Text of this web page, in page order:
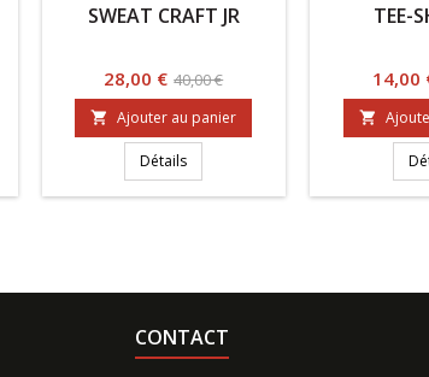
SWEAT CRAFT JR
Prix
28,00 € Prix
base
40,00 €
 Ajouter au panier
Détails
TEE-
Prix
14,00

CONTACT